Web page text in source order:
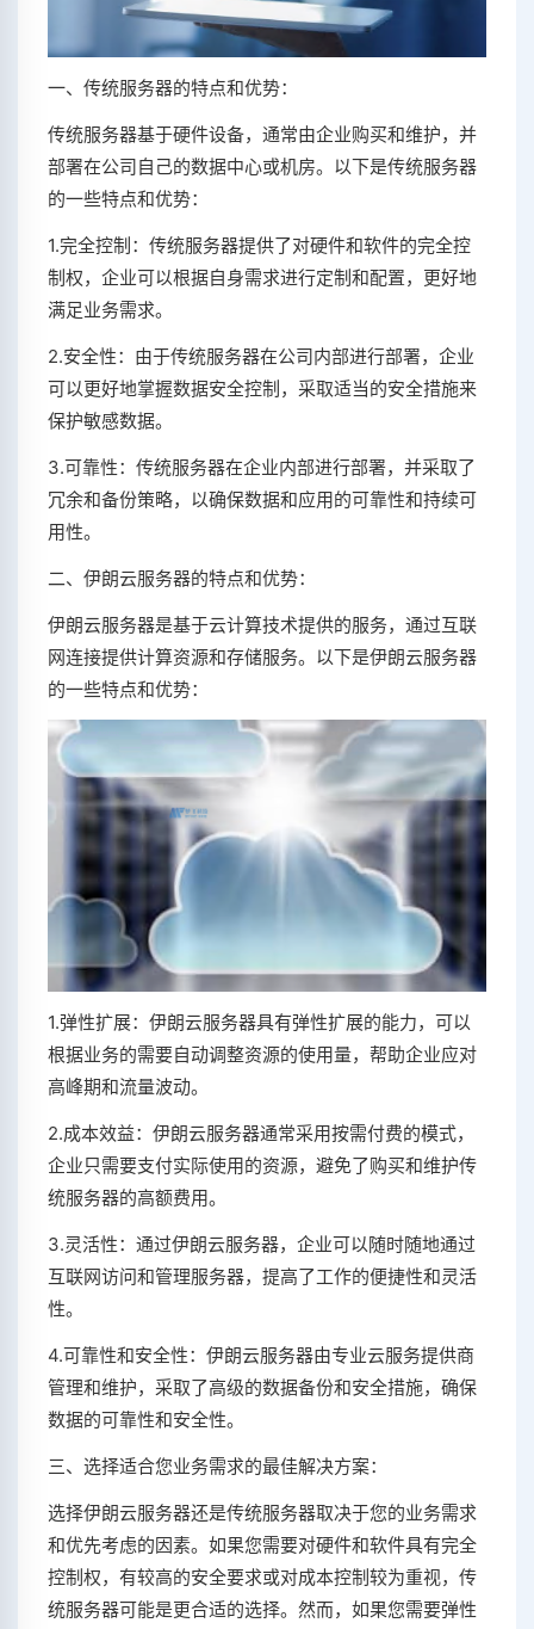
一、传统服务器的特点和优势：
传统服务器基于硬件设备，通常由企业购买和维护，并
部署在公司自己的数据中心或机房。以下是传统服务器
的一些特点和优势：
1.完全控制：传统服务器提供了对硬件和软件的完全控
制权，企业可以根据自身需求进行定制和配置，更好地
满足业务需求。
2.安全性：由于传统服务器在公司内部进行部署，企业
可以更好地掌握数据安全控制，采取适当的安全措施来
保护敏感数据。
3.可靠性：传统服务器在企业内部进行部署，并采取了
冗余和备份策略，以确保数据和应用的可靠性和持续可
用性。
二、伊朗云服务器的特点和优势：
伊朗云服务器是基于云计算技术提供的服务，通过互联
网连接提供计算资源和存储服务。以下是伊朗云服务器
的一些特点和优势：
1.弹性扩展：伊朗云服务器具有弹性扩展的能力，可以
根据业务的需要自动调整资源的使用量，帮助企业应对
高峰期和流量波动。
2.成本效益：伊朗云服务器通常采用按需付费的模式，
企业只需要支付实际使用的资源，避免了购买和维护传
统服务器的高额费用。
3.灵活性：通过伊朗云服务器，企业可以随时随地通过
互联网访问和管理服务器，提高了工作的便捷性和灵活
性。
4.可靠性和安全性：伊朗云服务器由专业云服务提供商
管理和维护，采取了高级的数据备份和安全措施，确保
数据的可靠性和安全性。
三、选择适合您业务需求的最佳解决方案：
选择伊朗云服务器还是传统服务器取决于您的业务需求
和优先考虑的因素。如果您需要对硬件和软件具有完全
控制权，有较高的安全要求或对成本控制较为重视，传
统服务器可能是更合适的选择。然而，如果您需要弹性